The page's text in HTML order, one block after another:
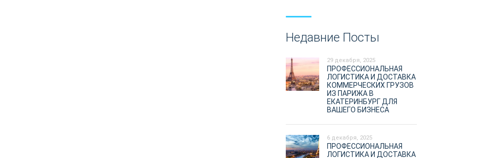
Недавние Посты
29 декабря, 2025
ПРОФЕССИОНАЛЬНАЯ
ЛОГИСТИКА И ДОСТАВКА
КОММЕРЧЕСКИХ ГРУЗОВ
ИЗ ПАРИЖА В
ЕКАТЕРИНБУРГ ДЛЯ
ВАШЕГО БИЗНЕСА
6 декабря, 2025
ПРОФЕССИОНАЛЬНАЯ
ЛОГИСТИКА И ДОСТАВКА